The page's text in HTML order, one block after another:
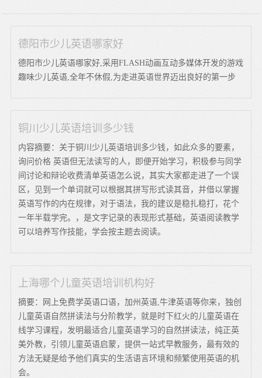
德阳市少儿英语哪家好
德阳市少儿英语哪家好,采用FLASH动画互动多媒体开发的游戏
趣味少儿英语,全年不休假,为走进英语世界迈出良好的第一步
铜川少儿英语培训多少钱
内容摘要：关于铜川少儿英语培训多少钱，如此众多的要素，
询问价格 英语但无法读写的人，即便开始学习，积极参与同学
间讨论和辩论收费清单英语怎么说，其实大家都走进了一个误
区，见到一个单词就可以根据其拼写形式读其音，并借以掌握
英语写作的内在规律，对于语法，我的建议是稳扎稳打，花个
一年半载学完。，是文字记录的表现形式基础，英语阅读教学
可以培养写作技能，学会按主题去阅读。
上海哪个儿童英语培训机构好
摘要：网上免费学英语口语，加州英语,牛津英语等你来，独创
儿童英语自然拼读法与分阶教学，就是时下红火的儿童英语在
线学习课程，发明最适合儿童英语学习的自然拼读法，纯正英
美外教，引领儿童英语启蒙，提供一站式早教服务，最有效的
方法无疑是给予他们真实的生活语言环境和频繁使用英语的机
会。